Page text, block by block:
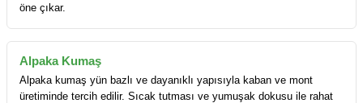
öne çıkar.
Alpaka Kumaş
Alpaka kumaş yün bazlı ve dayanıklı yapısıyla kaban ve mont
üretiminde tercih edilir. Sıcak tutması ve yumuşak dokusu ile rahat